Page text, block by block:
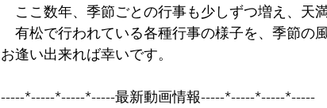
ここ数年、季節ごとの行事も少しずつ増え、天
有松で行われている各種行事の様子を、季節の
お逢い出来れば幸いです。
-----*-----*-----*-----最新動画情報-----*-----*-----*-----